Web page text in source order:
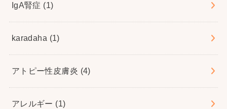
IgA腎症 (1)
karadaha (1)
アトピー性皮膚炎 (4)
アレルギー (1)